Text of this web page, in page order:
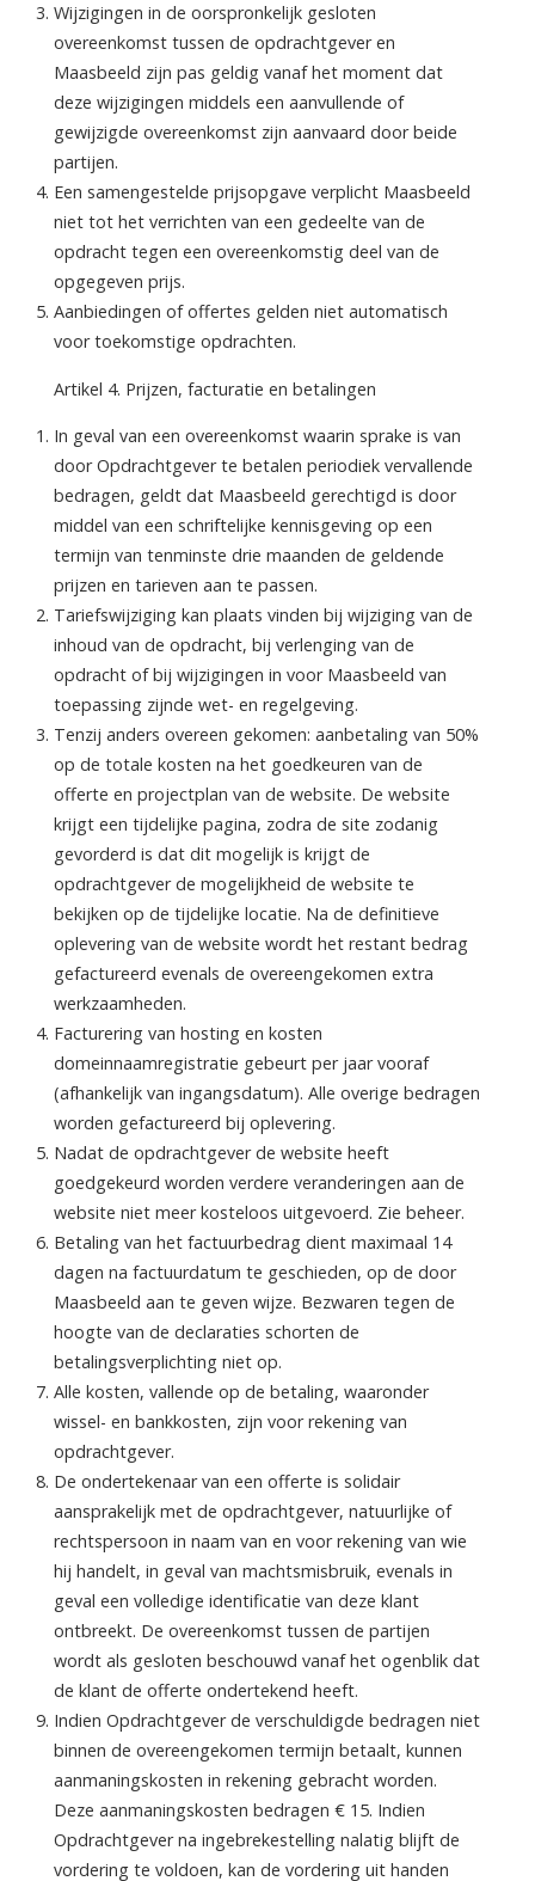
Wijzigingen in de oorspronkelijk gesloten
overeenkomst tussen de opdrachtgever en
Maasbeeld zijn pas geldig vanaf het moment dat
deze wijzigingen middels een aanvullende of
gewijzigde overeenkomst zijn aanvaard door beide
partijen.
Een samengestelde prijsopgave verplicht Maasbeeld
niet tot het verrichten van een gedeelte van de
opdracht tegen een overeenkomstig deel van de
opgegeven prijs.
Aanbiedingen of offertes gelden niet automatisch
voor toekomstige opdrachten.
Artikel 4. Prijzen, facturatie en betalingen
In geval van een overeenkomst waarin sprake is van
door Opdrachtgever te betalen periodiek vervallende
bedragen, geldt dat Maasbeeld gerechtigd is door
middel van een schriftelijke kennisgeving op een
termijn van tenminste drie maanden de geldende
prijzen en tarieven aan te passen.
Tariefswijziging kan plaats vinden bij wijziging van de
inhoud van de opdracht, bij verlenging van de
opdracht of bij wijzigingen in voor Maasbeeld van
toepassing zijnde wet- en regelgeving.
Tenzij anders overeen gekomen: aanbetaling van 50%
op de totale kosten na het goedkeuren van de
offerte en projectplan van de website. De website
krijgt een tijdelijke pagina, zodra de site zodanig
gevorderd is dat dit mogelijk is krijgt de
opdrachtgever de mogelijkheid de website te
bekijken op de tijdelijke locatie. Na de definitieve
oplevering van de website wordt het restant bedrag
gefactureerd evenals de overeengekomen extra
werkzaamheden.
Facturering van hosting en kosten
domeinnaamregistratie gebeurt per jaar vooraf
(afhankelijk van ingangsdatum). Alle overige bedragen
worden gefactureerd bij oplevering.
Nadat de opdrachtgever de website heeft
goedgekeurd worden verdere veranderingen aan de
website niet meer kosteloos uitgevoerd. Zie beheer.
Betaling van het factuurbedrag dient maximaal 14
dagen na factuurdatum te geschieden, op de door
Maasbeeld aan te geven wijze. Bezwaren tegen de
hoogte van de declaraties schorten de
betalingsverplichting niet op.
Alle kosten, vallende op de betaling, waaronder
wissel- en bankkosten, zijn voor rekening van
opdrachtgever.
De ondertekenaar van een offerte is solidair
aansprakelijk met de opdrachtgever, natuurlijke of
rechtspersoon in naam van en voor rekening van wie
hij handelt, in geval van machtsmisbruik, evenals in
geval een volledige identificatie van deze klant
ontbreekt. De overeenkomst tussen de partijen
wordt als gesloten beschouwd vanaf het ogenblik dat
de klant de offerte ondertekend heeft.
Indien Opdrachtgever de verschuldigde bedragen niet
binnen de overeengekomen termijn betaalt, kunnen
aanmaningskosten in rekening gebracht worden.
Deze aanmaningskosten bedragen € 15. Indien
Opdrachtgever na ingebrekestelling nalatig blijft de
vordering te voldoen, kan de vordering uit handen